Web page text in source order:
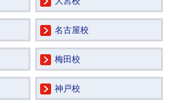
名古屋校
梅田校
神戸校